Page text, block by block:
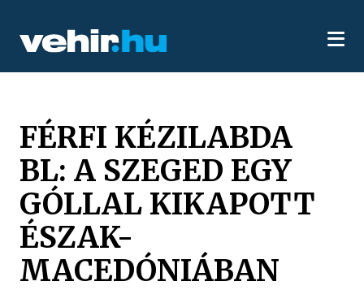
FÉRFI KÉZILABDA
BL: A SZEGED EGY
GÓLLAL KIKAPOTT
ÉSZAK-
MACEDÓNIÁBAN